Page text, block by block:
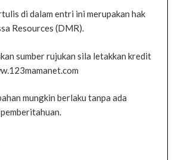
di dalam entri ini merupakan hak
Resources (DMR).
sumber rujukan sila letakkan kredit
mungkin berlaku tanpa ada